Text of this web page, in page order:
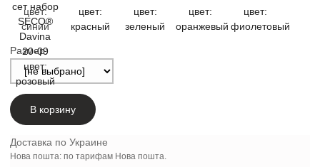
Размер:
В корзину
Доставка по Украине
Нова пошта: по тарифам Нова пошта.